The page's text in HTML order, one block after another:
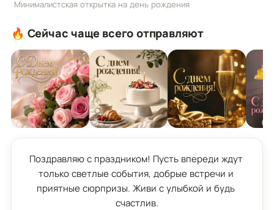
Минималистская открытка на день рождения
🔥 Сейчас чаще всего отправляют
Поздравляю с праздником! Пусть впереди ждут
только светлые события, добрые встречи и
приятные сюрпризы. Живи с улыбкой и будь
счастлив.